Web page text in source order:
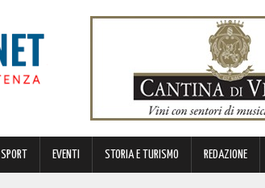
SPORT EVENTI STORIA E TURISMO REDAZIONE